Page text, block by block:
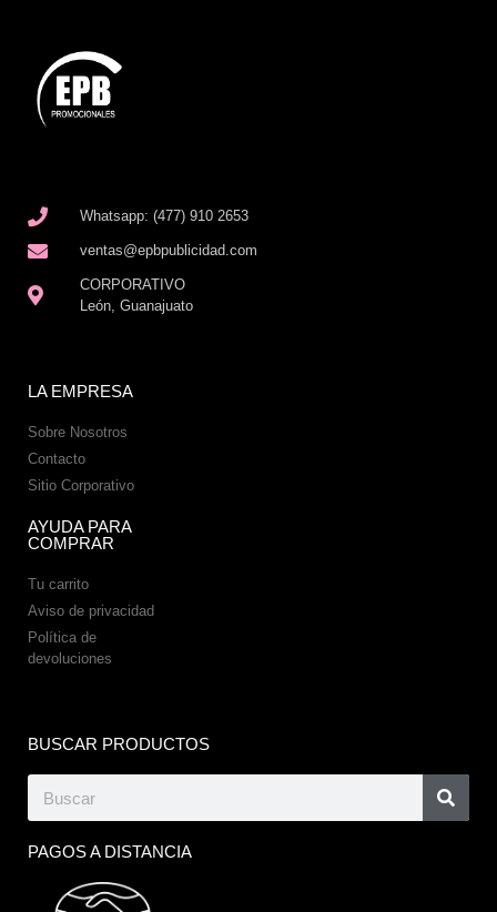
Whatsapp: (477) 910 2653
ventas@epbpublicidad.com
CORPORATIVO
León, Guanajuato
LA EMPRESA
Sobre Nosotros
Contacto
Sitio Corporativo
AYUDA PARA
COMPRAR
Tu carrito
Aviso de privacidad
Política de
devoluciones
BUSCAR PRODUCTOS
PAGOS A DISTANCIA